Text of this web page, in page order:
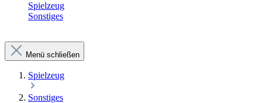
Spielzeug
Sonstiges
Menü schließen
Spielzeug
Sonstiges